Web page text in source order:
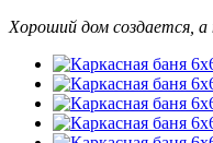
Хороший дом создается,